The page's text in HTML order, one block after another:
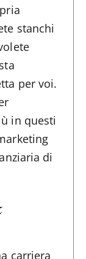
stanchi
per voi.
in questi
di
carriera